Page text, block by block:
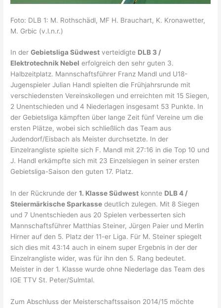
Foto: DLB 1: M. Rothschädl, MF H. Brauchart, K. Kronawetter,
M. Grbic (v.l.n.r.)
In derGebietsliga Südwest verteidigte DLB 3 /
Elektrotechnik Nebel erfolgreich den sehr guten 3.
Halbzeitplatz. Mannschaftsführer Franz Mandl und U18-
Jugenspieler Julian Handl spielten die Frühjahrsrunde mit
verschiedensten Vereinskollegen und erreichten mit 15 Siegen,
2 Unentschieden und 4 Niederlagen insgesamt 53 Punkte. In
der Gebietsliga kämpften über lange Zeit fünf Vereine um die
ersten Plätze, wobei sich schließlich das Team aus
Judendorf/Eisbach als Meister durchsetzte. In der
Einzelrangliste spielte sich F. Mandl mit 27:16 in die Top 10 und
J. Handl erkämpfte sich mit 23 Einzelsiegen in seiner ersten
Gebietsliga-Saison den guten 17. Platz.
In der Rückrunde der1. Klasse Südwest konnte DLB 4 /
Steiermärkische Sparkasse deutlich zulegen. Mit 8 Siegen
und 7 Unentschieden aus 20 Spielen verbesserten sich
Mannschaftsführer Matthias Steiner, Jürgen Paier und Merlin
Hirner auf den 5. Platz der 11-er Liga. Für M. Steiner spiegelt
sich dies mit 43:14 auch in einem super Ergebnis in der der
Einzelrangliste wider, was für ihn den 5. Rang bedeutet.
Meister in der 1. Klasse wurde ohne Niederlage das Team des
IGE TTV St. Peter/Sulmtal.
Zum Abschluss der Meisterschaftssaison 2014/15 möchte